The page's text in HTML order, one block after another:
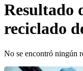
Resultado
reciclado
No se encontró ningún